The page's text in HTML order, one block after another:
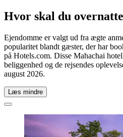
Hvor skal du
Ejendomme er valgt ud fra ægte
popularitet blandt gæster, der har
på Hotels.com. Disse Mahachai
beliggenhed og de rejsendes
august 2026.
Læs mindre